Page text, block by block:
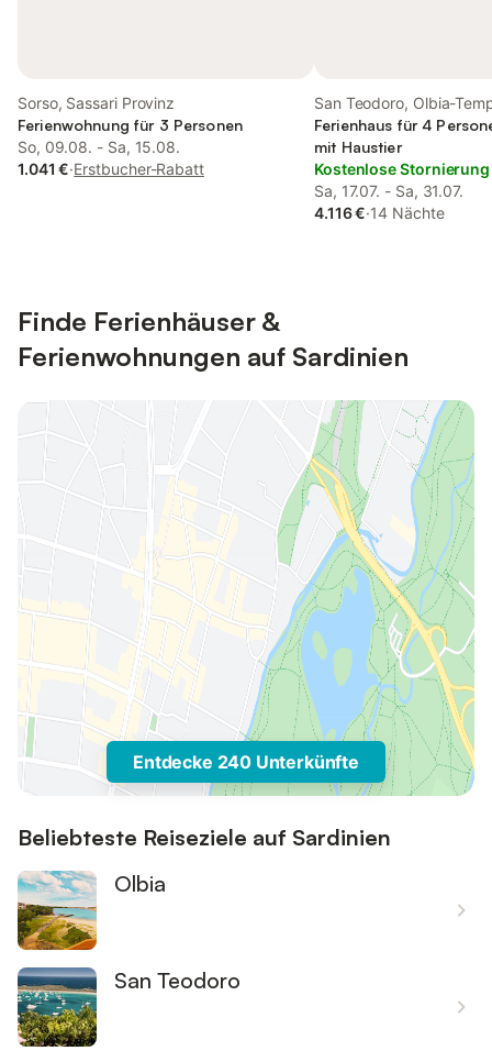
Sorso, Sassari Provinz
Ferienwohnung für 3 Personen
So, 09.08. - Sa, 15.08.
1.041 €·Erstbucher-Rabatt
San Teodoro, Olbia-
Ferienhaus für 4
mit Haustier
Kostenlose Stornierung
Sa, 17.07. - Sa, 31.07.
4.116 €·14 Nächte
Finde Ferienhäuser &
Ferienwohnungen auf Sardinien
Entdecke 240 Unterkünfte
Beliebteste Reiseziele auf Sardinien
Olbia
San Teodoro